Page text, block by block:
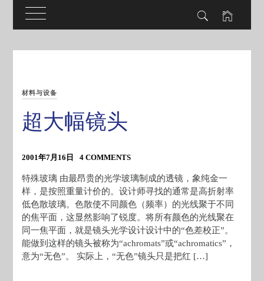
材料与设备
超大幅镜头
2001年7月16日 4 COMMENTS
特殊玻璃 由最昂贵的光学玻璃制成的透镜，象纯金一
样，是按照重量计价的。设计师寻找的通常是高折射率
低色散玻璃。色散使不同颜色（频率）的光线聚于不同
的焦平面，这显然影响了锐度。将所有颜色的光线聚在
同一焦平面，就是镜头光学设计设计中的“色差校正”。
能做到这样的镜头被称为“achromats”或“achromatics”，
意为“无色”。 实际上，“无色”镜头只是把红 […]